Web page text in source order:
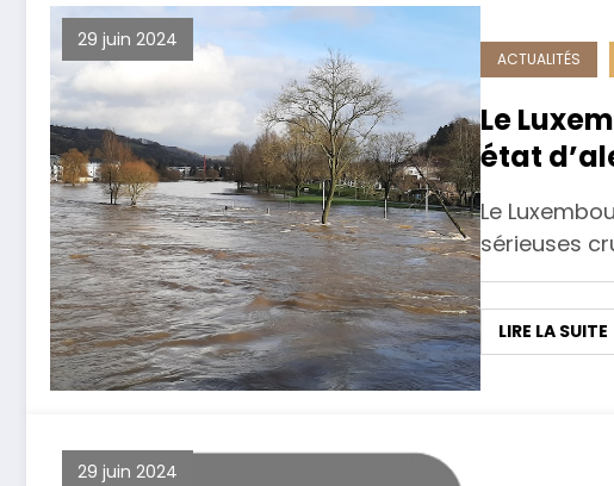
29 juin 2024
ACTUALITÉS
Le
état
Le
sérieuses
LIRE LA SUITE
29 juin 2024